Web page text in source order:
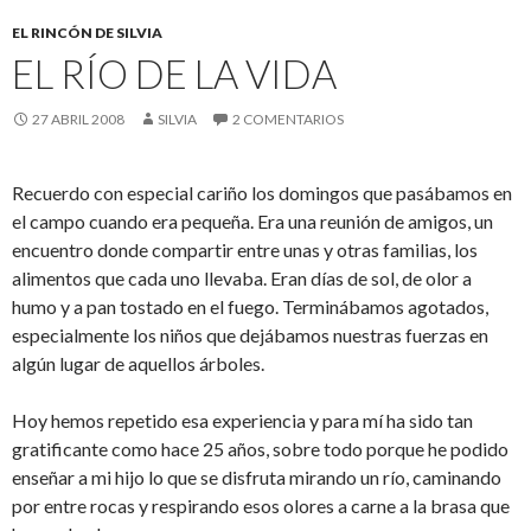
EL RINCÓN DE SILVIA
EL RÍO DE LA VIDA
27 ABRIL 2008 SILVIA 2 COMENTARIOS
Recuerdo con especial cariño los domingos que pasábamos en
el campo cuando era pequeña. Era una reunión de amigos, un
encuentro donde compartir entre unas y otras familias, los
alimentos que cada uno llevaba. Eran días de sol, de olor a
humo y a pan tostado en el fuego. Terminábamos agotados,
especialmente los niños que dejábamos nuestras fuerzas en
algún lugar de aquellos árboles.
Hoy hemos repetido esa experiencia y para mí ha sido tan
gratificante como hace 25 años, sobre todo porque he podido
enseñar a mi hijo lo que se disfruta mirando un río, caminando
por entre rocas y respirando esos olores a carne a la brasa que